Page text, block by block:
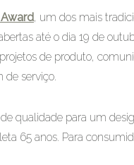
, um dos mais
até o dia 19 de
de produto,
de serviço.
qualidade para um
65 anos. Para